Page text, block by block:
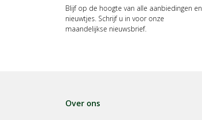
Blijf op de hoogte van alle aanbiedingen en
nieuwtjes. Schrijf u in voor onze
maandelijkse nieuwsbrief.
Over ons